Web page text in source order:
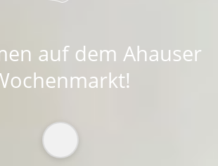
auf dem Ahauser
!